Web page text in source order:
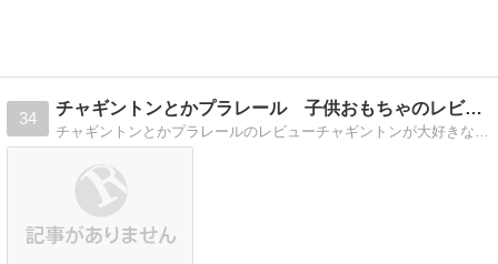
34
チャギントンとかプラレール 子供おもちゃのレビュー
チャギントンとかプラレールのレビューチャギントンが大好きな子供とおもちゃのレビューです